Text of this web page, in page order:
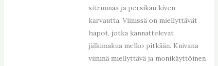
sitruunaa ja persikan kiven
karvautta. Viinissä on miellyttävät
hapot, jotka kannattelevat
jälkimakua melko pitkään. Kuivana
viininä miellyttävä ja monikäyttöinen